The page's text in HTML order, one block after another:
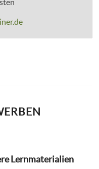
Lernmaterialien